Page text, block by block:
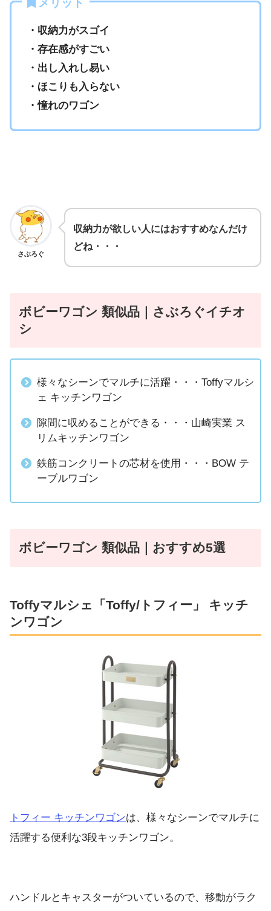
メリット
・収納力がスゴイ
・存在感がすごい
・出し入れし易い
・ほこりも入らない
・憧れのワゴン
さぶろぐ
収納力が欲しい人にはおすすめなんだけ
どね・・・
ボビーワゴン 類似品｜さぶろぐイチオ
シ
様々なシーンでマルチに活躍・・・Toffyマルシ
ェ キッチンワゴン
隙間に収めることができる・・・山崎実業 ス
リムキッチンワゴン
鉄筋コンクリートの芯材を使用・・・BOW テ
ーブルワゴン
ボビーワゴン 類似品｜おすすめ5選
Toffyマルシェ「Toffy/トフィー」 キッチ
ンワゴン
トフィー キッチンワゴンは、様々なシーンでマルチに
活躍する便利な3段キッチンワゴン。
ハンドルとキャスターがついているので、移動がラク